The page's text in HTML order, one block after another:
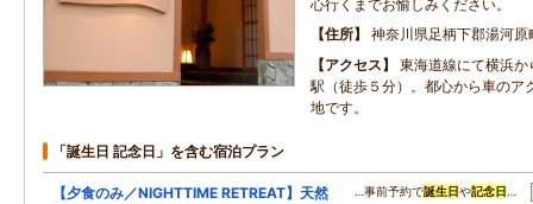
心行くまでお愉しみください。
住所
神奈川県足柄下郡湯河
アクセス
東海道線にて横浜
駅（徒歩５分）。都心から車のア
地です。
「誕生日 記念日」を含む宿泊プラン
【夕食のみ／NIGHTTIME RETREAT】天然
…事前予約で誕生日や記念日 …